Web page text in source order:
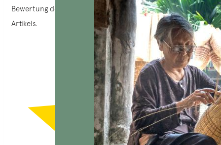
Bewertung des
Artikels.